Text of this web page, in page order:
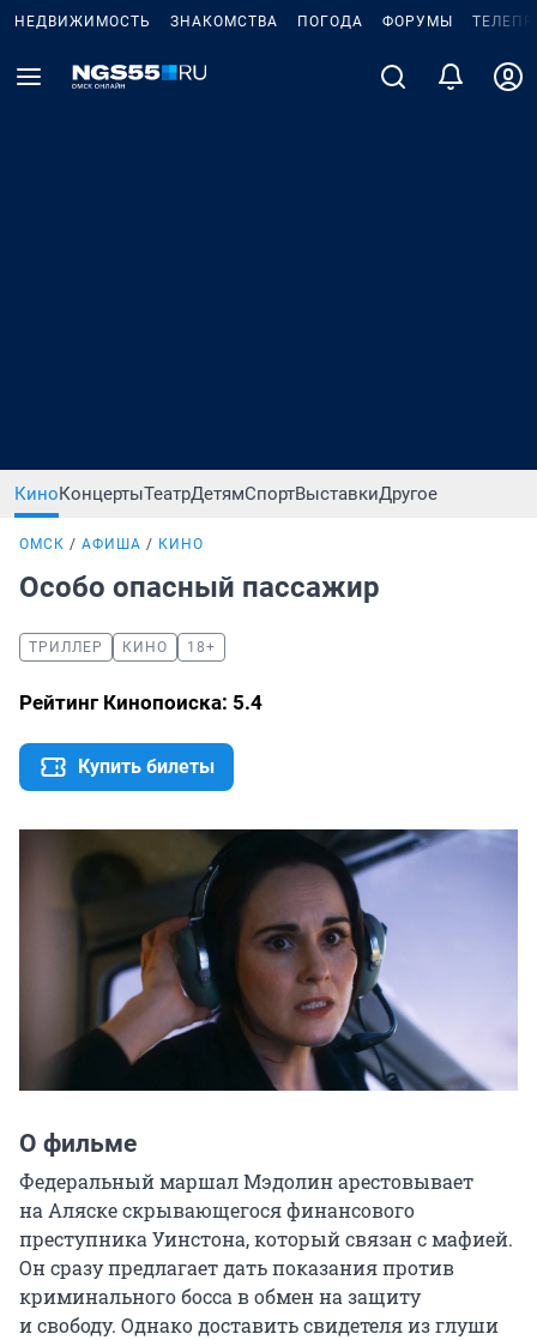
НЕДВИЖИМОСТЬ ЗНАКОМСТВА ПОГОДА ФОРУМЫ
КиноКонцертыТеатрДетямСпортВыставкиДругое
ОМСК АФИША КИНО
Особо опасный пассажир
ТРИЛЛЕР КИНО 18+
Рейтинг Кинопоиска: 5.4
Купить билеты
О фильме
Федеральный маршал Мэдолин арестовывает
на Аляске скрывающегося финансового
преступника Уинстона, который связан с мафией.
Он сразу предлагает дать показания против
криминального босса в обмен на защиту
и свободу. Однако доставить свидетеля из глуши